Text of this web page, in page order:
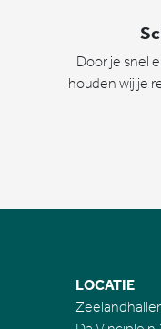
Door je snel
houden wij je
LOCATIE